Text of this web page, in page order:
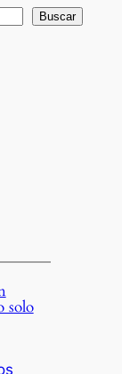
Buscar
solo